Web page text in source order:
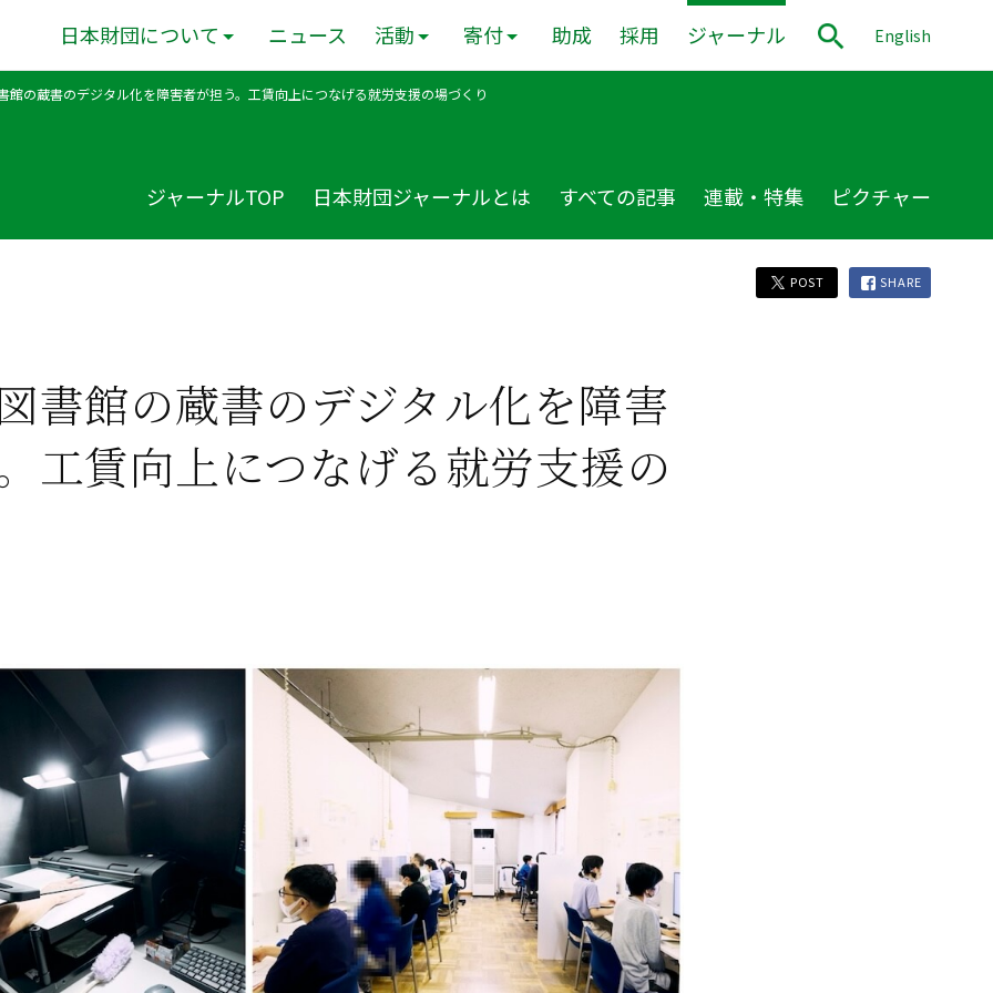
日本財団について ニュース 活動 寄付 助成 採用 ジャーナル English
館の蔵書のデジタル化を障害者が担う。工賃向上につなげる就労支援の場づくり
ジャーナルTOP 日本財団ジャーナルとは すべての記事 連載・特集 ピクチャー
POST SHARE
書館の蔵書のデジタル化を障害
工賃向上につなげる就労支援の